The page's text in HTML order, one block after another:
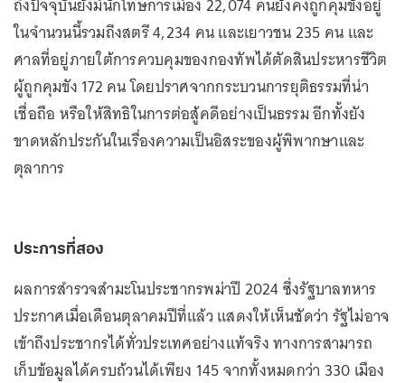
ถึงปัจจุบันยังมีนักโทษการเมือง 22,074 คนยังคงถูกคุมขังอยู่
ในจำนวนนี้รวมถึงสตรี 4,234 คน และเยาวชน 235 คน และ
ศาลที่อยู่ภายใต้การควบคุมของกองทัพได้ตัดสินประหารชีวิต
ผู้ถูกคุมขัง 172 คน โดยปราศจากกระบวนการยุติธรรมที่น่า
เชื่อถือ หรือให้สิทธิในการต่อสู้คดีอย่างเป็นธรรม อีกทั้งยัง
ขาดหลักประกันในเรื่องความเป็นอิสระของผู้พิพากษาและ
ตุลาการ
ประการที่สอง
ผลการสำรวจสำมะโนประชากรพม่าปี 2024 ซึ่งรัฐบาลทหาร
ประกาศเมื่อเดือนตุลาคมปีที่แล้ว แสดงให้เห็นชัดว่า รัฐไม่อาจ
เข้าถึงประชากรได้ทั่วประเทศอย่างแท้จริง ทางการสามารถ
เก็บข้อมูลได้ครบถ้วนได้เพียง 145 จากทั้งหมดกว่า 330 เมือง